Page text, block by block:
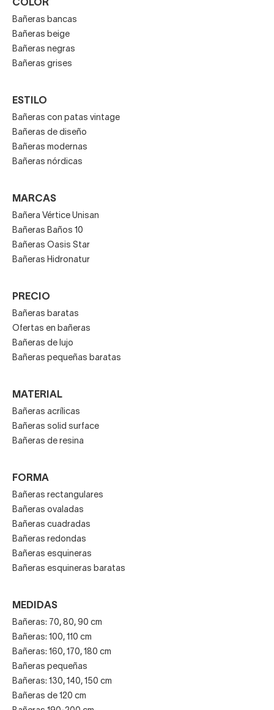
COLOR
Bañeras bancas
Bañeras beige
Bañeras negras
Bañeras grises
ESTILO
Bañeras con patas vintage
Bañeras de diseño
Bañeras modernas
Bañeras nórdicas
MARCAS
Bañera Vértice Unisan
Bañeras Baños 10
Bañeras Oasis Star
Bañeras Hidronatur
PRECIO
Bañeras baratas
Ofertas en bañeras
Bañeras de lujo
Bañeras pequeñas baratas
MATERIAL
Bañeras acrílicas
Bañeras solid surface
Bañeras de resina
FORMA
Bañeras rectangulares
Bañeras ovaladas
Bañeras cuadradas
Bañeras redondas
Bañeras esquineras
Bañeras esquineras baratas
MEDIDAS
Bañeras: 70, 80, 90 cm
Bañeras: 100, 110 cm
Bañeras: 160, 170, 180 cm
Bañeras pequeñas
Bañeras: 130, 140, 150 cm
Bañeras de 120 cm